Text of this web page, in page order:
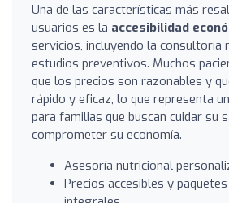
Una de las características más
usuarios es la accesibilidad
servicios, incluyendo la consultoría
estudios preventivos. Muchos
que los precios son razonables y
rápido y eficaz, lo que representa
para familias que buscan cuidar su
comprometer su economía.
Asesoría nutricional
Precios accesibles y